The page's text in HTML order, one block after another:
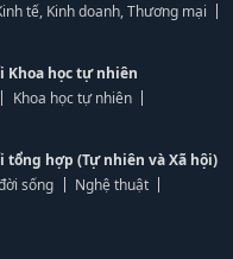
tế, Kinh doanh, Thương mại
Khoa học tự nhiên
Khoa học tự nhiên
tổng hợp (Tự nhiên và Xã hội)
sống
Nghệ thuật